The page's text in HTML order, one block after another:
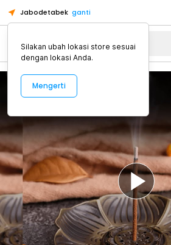
Jabodetabek ganti
Alat Kopi
Silakan ubah lokasi store sesuai
dengan lokasi Anda.
Mengerti